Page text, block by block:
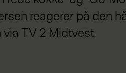
reagerer på den
via TV 2 Midtvest.